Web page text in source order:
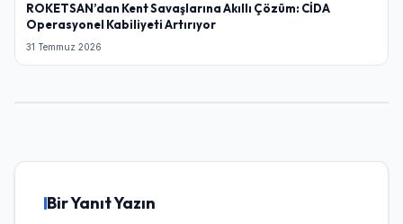
ROKETSAN’dan Kent Savaşlarına Akıllı Çözüm: CİDA
Operasyonel Kabiliyeti Artırıyor
31 Temmuz 2026
Bir Yanıt Yazın